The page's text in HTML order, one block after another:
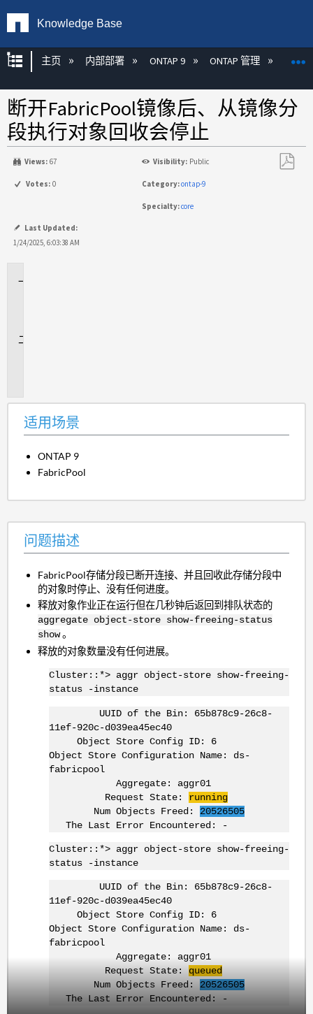
Knowledge Base
扩展/隐缩全局层次
主页 内部部署 ONTAP 9 ONTAP 管理
断开FabricPool镜像后、从镜像分
段执行对象回收会停止
Views: 67 Visibility: Public
Votes: 0 Category:ontap-9
Specialty:core
Last Updated:
1/24/2025, 6:03:38 AM
适用场景
ONTAP 9
FabricPool
问题描述
FabricPool存储分段已断开连接、并且回收此存储分段中
的对象时停止、没有任何进度。
释放对象作业正在运行但在几秒钟后返回到排队状态的
aggregate object-store show-freeing-status
show。
释放的对象数量没有任何进展。
Cluster::*> aggr object-store show-freeing-
status -instance
UUID of the Bin: 65b878c9-26c8-
11ef-920c-d039ea45ec40
Object Store Config ID: 6
Object Store Configuration Name: ds-
fabricpool
Aggregate: aggr01
Request State: running
Num Objects Freed: 20526505
The Last Error Encountered: -
Cluster::*> aggr object-store show-freeing-
status -instance
UUID of the Bin: 65b878c9-26c8-
11ef-920c-d039ea45ec40
Object Store Config ID: 6
Object Store Configuration Name: ds-
fabricpool
Aggregate: aggr01
Request State: queued
Num Objects Freed: 20526505
The Last Error Encountered: -